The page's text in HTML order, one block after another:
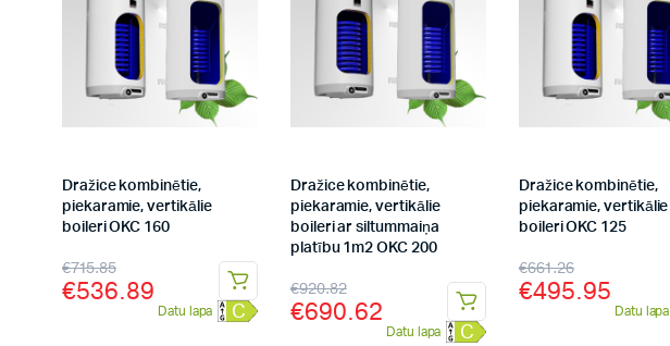
Dražice kombinētie,
piekaramie, vertikālie
boileri OKC 160
€715.85
€536.89
Datu lapa C
Dražice kombinētie,
piekaramie, vertikālie
boileri ar siltummaiņa
platību 1m2 OKC 200
€920.82
€690.62
Datu lapa C
Dražice kombinētie,
piekaramie, vertikālie
boileri OKC 125
€661.26
€495.95
Datu lapa